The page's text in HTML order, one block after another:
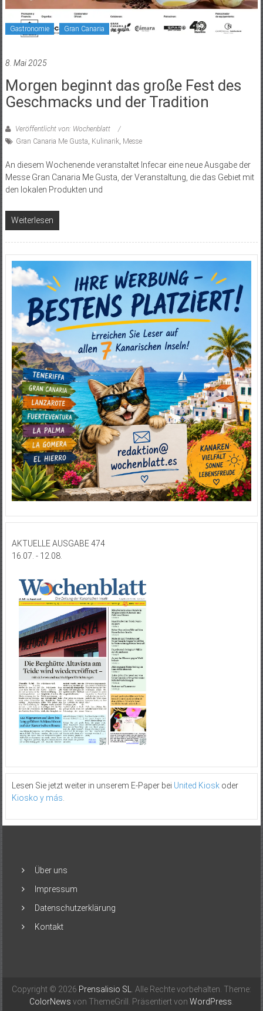
Gastronomie Gran Canaria
8. Mai 2025
Morgen beginnt das große Fest des
Geschmacks und der Tradition
Veröffentlicht von: Wochenblatt
Gran Canaria Me Gusta Kulinarik, Messe
An diesem Wochenende veranstaltet Infecar eine neue Ausgabe der
Messe Gran Canaria Me Gusta, der Veranstaltung, die das Gebiet mit
den lokalen Produkten und
Weiterlesen
AKTUELLE AUSGABE 474
16.07. - 12.08.
Lesen Sie jetzt weiter in unserem E-Paper bei United Kioskoder
Kiosko y más.
Über uns
Impressum
Datenschutzerklärung
Kontakt
Copyright © 2026 Prensalisio SL. Alle Rechte vorbehalten. Theme:
ColorNews von ThemeGrill. Präsentiert von WordPress.